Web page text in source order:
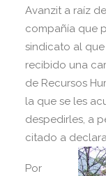
Avanzit a raíz
compañía que
sindicato al
recibido una
de Recursos
la que se les
despedirles, a
citado a
Por